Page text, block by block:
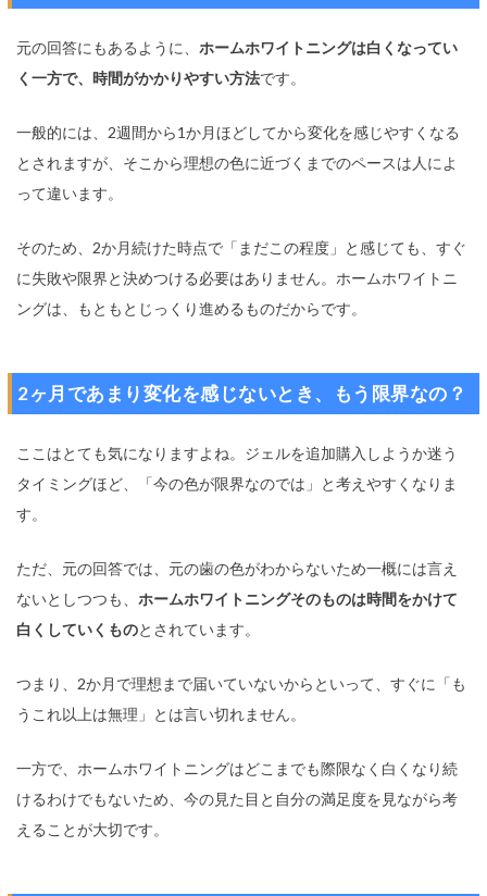
元の回答にもあるように、 ホームホワイトニングは白くなってい
く一方で、時間がかかりやすい方法です。
一般的には、2週間から1か月ほどしてから変化を感じやすくなる
とされますが、そこから理想の色に近づくまでのペースは人によ
って違います。
そのため、2か月続けた時点で「まだこの程度」と感じても、すぐ
に失敗や限界と決めつける必要はありません。ホームホワイトニ
ングは、もともとじっくり進めるものだからです。
2ヶ月であまり変化を感じないとき、もう限界なの？
ここはとても気になりますよね。ジェルを追加購入しようか迷う
タイミングほど、「今の色が限界なのでは」と考えやすくなりま
す。
ただ、元の回答では、元の歯の色がわからないため一概には言え
ないとしつつも、 ホームホワイトニングそのものは時間をかけて
白くしていくものとされています。
つまり、2か月で理想まで届いていないからといって、すぐに「も
うこれ以上は無理」とは言い切れません。
一方で、ホームホワイトニングはどこまでも際限なく白くなり続
けるわけでもないため、今の見た目と自分の満足度を見ながら考
えることが大切です。